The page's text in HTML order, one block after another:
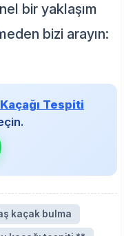
bir yaklaşım
bizi arayın:
Tespiti
kaçak bulma